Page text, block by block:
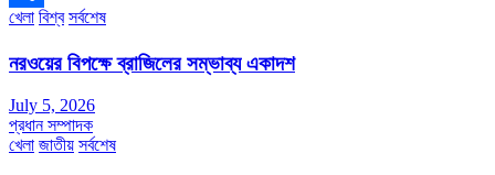
Share
খেলা বিশ্ব সর্বশেষ
নরওয়ের বিপক্ষে ব্রাজিলের সম্ভাব্য একাদশ
July 5, 2026
প্রধান সম্পাদক
খেলা জাতীয় সর্বশেষ